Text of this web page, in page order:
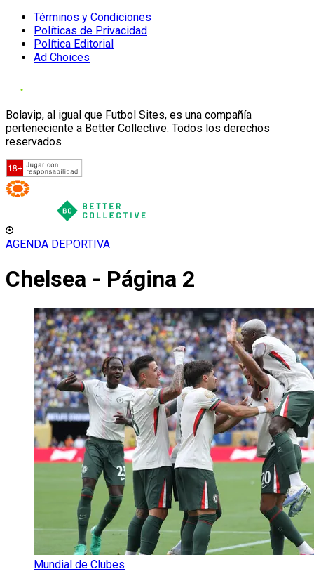
Términos y Condiciones
Políticas de Privacidad
Política Editorial
Ad Choices
Bolavip, al igual que Futbol Sites, es una compañía
perteneciente a Better Collective. Todos los derechos
reservados
AGENDA DEPORTIVA
Chelsea - Página 2
Mundial de Clubes